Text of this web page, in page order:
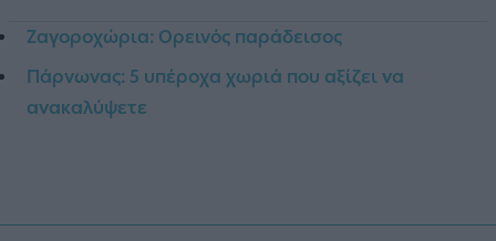
Ζαγοροχώρια: Ορεινός παράδεισος
Πάρνωνας: 5 υπέροχα χωριά που αξίζει να
ανακαλύψετε